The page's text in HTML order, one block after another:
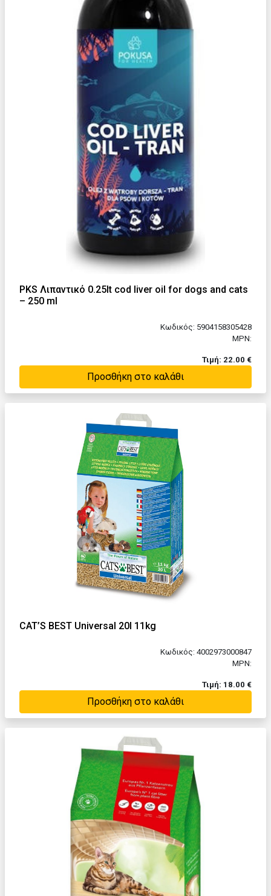
PKS Λιπαντικό 0.25lt cod liver oil for dogs and cats
– 250 ml
Κωδικός: 5904158305428
MPN:
Τιμή: 22.00 €
Προσθήκη στο καλάθι
CAT’S BEST Universal 20l 11kg
Κωδικός: 4002973000847
MPN:
Τιμή: 18.00 €
Προσθήκη στο καλάθι